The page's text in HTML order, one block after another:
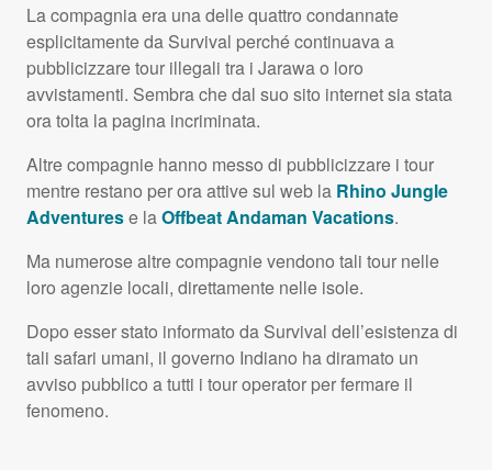
La compagnia era una delle quattro condannate
esplicitamente da Survival perché continuava a
pubblicizzare tour illegali tra i Jarawa o loro
avvistamenti. Sembra che dal suo sito internet sia stata
ora tolta la pagina incriminata.
Altre compagnie hanno messo di pubblicizzare i tour
mentre restano per ora attive sul web la Rhino Jungle
Adventurese la Offbeat Andaman Vacations.
Ma numerose altre compagnie vendono tali tour nelle
loro agenzie locali, direttamente nelle isole.
Dopo esser stato informato da Survival dell’esistenza di
tali safari umani, il governo Indiano ha diramato un
avviso pubblico a tutti i tour operator per fermare il
fenomeno.